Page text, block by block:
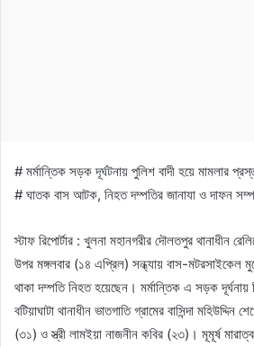
# মর্মান্তিক সড়ক দূর্ঘটনায় পুলিশ বাদী হয়ে মামলার
# ঘাতক বাস আটক, নিহত দম্পতির জানাযা ও দাফন
স্টাফ রিপোর্টার : খুলনা মহানগরীর দৌলতপুর থানাধীন
উপর মঙ্গলবার (১৪ এপ্রিল) সন্ধ্যায় বাস-মটরসাইকেল
থাকা দম্পতি নিহত হয়েছেন। মর্মান্তিক এ সড়ক
বটিয়াঘাটা থানাধীন ভাতগাতি গ্রামের বাসিন্দা মহিউদ্দিন
(৩১) ও স্ত্রী লামইয়া নাজনীন কবির (২৩)। মূমূর্ষ